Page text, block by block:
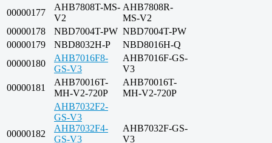
00000177
AHB7808T-MS-
V2
AHB7808R-
MS-V2
00000178
NBD7004T-PW NBD7004T-PW
00000179
NBD8032H-P
NBD8016H-Q
00000180
AHB7016F8-
GS-V3
AHB7016F-GS-
V3
00000181
AHB70016T-
MH-V2-720P
AHB70016T-
MH-V2-720P
00000182
AHB7032F2-
GS-V3
AHB7032F4-
GS-V3
AHB7032F-GS-
V3